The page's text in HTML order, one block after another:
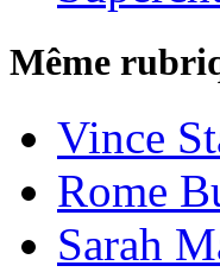
Même
Vince
Rome
Sarah